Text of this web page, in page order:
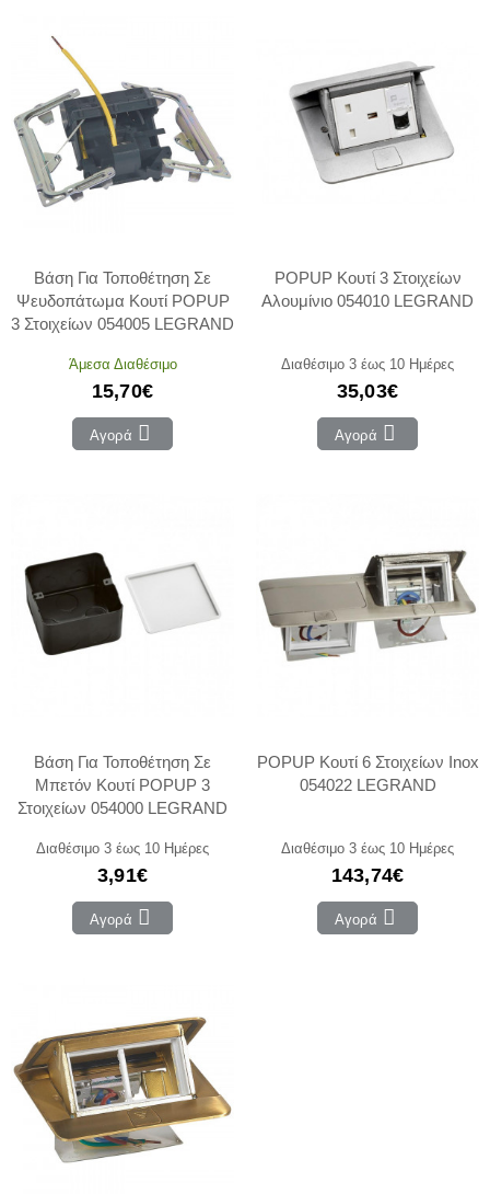
Βάση Για Τοποθέτηση Σε
Ψευδοπάτωμα Κουτί POPUP
3 Στοιχείων 054005 LEGRAND
Άμεσα Διαθέσιμο
15,70€
Αγορά
POPUP Κουτί 3 Στοιχείων
Αλουμίνιο 054010 LEGRAND
Διαθέσιμο 3 έως 10 Ημέρες
35,03€
Αγορά
Βάση Για Τοποθέτηση Σε
Μπετόν Κουτί POPUP 3
Στοιχείων 054000 LEGRAND
Διαθέσιμο 3 έως 10 Ημέρες
3,91€
Αγορά
POPUP Κουτί 6 Στοιχείων Inox
054022 LEGRAND
Διαθέσιμο 3 έως 10 Ημέρες
143,74€
Αγορά